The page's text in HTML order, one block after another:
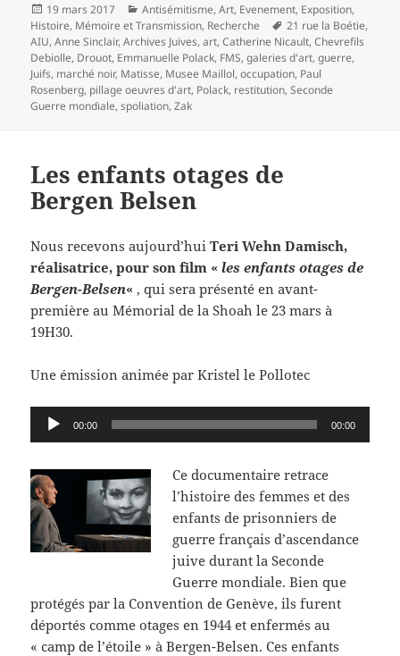
Publié
le
19 mars 2017 Catégories
Antisémitisme,Art, Evenement, Exposition,
Histoire, Mémoire et Transmission, Recherche
Mots-
clés
21 rue la Boétie,
AIU,Anne Sinclair,Archives Juives,art,Catherine Nicault,Chevrefils
Debiolle, Drouot, Emmanuelle Polack, FMS,galeries d'art,guerre,
Juifs, marché noir, Matisse, Musee Maillol,occupation, Paul
Rosenberg, pillage oeuvres d'art, Polack, restitution,Seconde
Guerre mondiale,spoliation,Zak
Les enfants otages de
Bergen Belsen
Nous recevons aujourd’huiTeri Wehn Damisch,
réalisatrice, pour son film «les enfants otages de
Bergen-Belsen« , qui sera présenté en avant-
première au Mémorial de la Shoah le 23 mars à
19H30.
Une émission animée par Kristel le Pollotec
Lecteur 00:00 00:00
Ce documentaire retrace
l’histoire des femmes et des
enfants de prisonniers de
guerre français d’ascendance
juive durant la Seconde
Guerre mondiale. Bien que
protégés par la Convention de Genève, ils furent
déportés comme otages en 1944 et enfermés au
« camp de l’étoile » à Bergen-Belsen. Ces enfants